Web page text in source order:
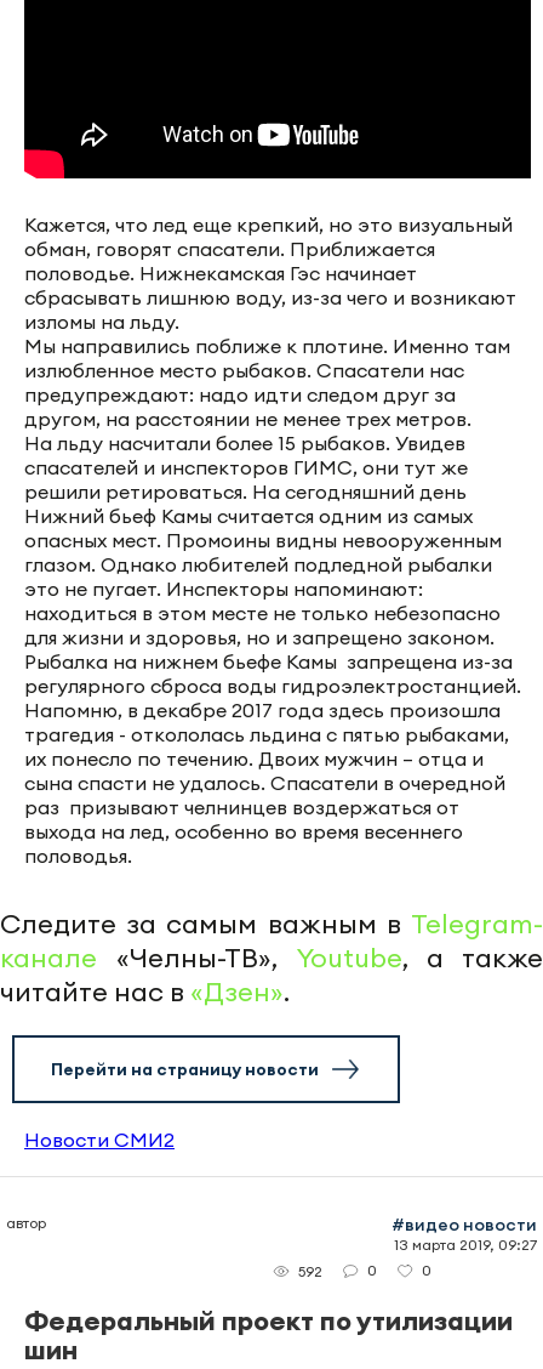
Кажется, что лед еще крепкий, но это визуальный
обман, говорят спасатели. Приближается
половодье. Нижнекамская Гэс начинает
сбрасывать лишнюю воду, из-за чего и возникают
изломы на льду.
Мы направились поближе к плотине. Именно там
излюбленное место рыбаков. Спасатели нас
предупреждают: надо идти следом друг за
другом, на расстоянии не менее трех метров.
На льду насчитали более 15 рыбаков. Увидев
спасателей и инспекторов ГИМС, они тут же
решили ретироваться. На сегодняшний день
Нижний бьеф Камы считается одним из самых
опасных мест. Промоины видны невооруженным
глазом. Однако любителей подледной рыбалки
это не пугает. Инспекторы напоминают:
находиться в этом месте не только небезопасно
для жизни и здоровья, но и запрещено законом.
Рыбалка на нижнем бьефе Камы запрещена из-за
регулярного сброса воды гидроэлектростанцией.
Напомню, в декабре 2017 года здесь произошла
трагедия - откололась льдина с пятью рыбаками,
их понесло по течению. Двоих мужчин – отца и
сына спасти не удалось. Спасатели в очередной
раз призывают челнинцев воздержаться от
выхода на лед, особенно во время весеннего
половодья.
Следите за самым важным в Telegram-
канале «Челны-ТВ», Youtube, а также
читайте нас в «Дзен».
Перейти на страницу новости
Новости СМИ2
автор #видео новости
13 марта 2019, 09:27
592
0 0
Федеральный проект по утилизации
шин